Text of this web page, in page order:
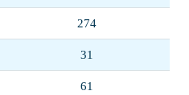
274
31
61